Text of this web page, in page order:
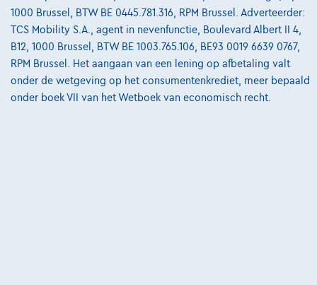
Bekijk wagen
1000 Brussel, BTW BE 0445.781.316, RPM Brussel. Adverteerder:
TCS Mobility S.A., agent in nevenfunctie, Boulevard Albert II 4,
B12, 1000 Brussel, BTW BE 1003.765.106, BE93 0019 6639 0767,
RPM Brussel. Het aangaan van een lening op afbetaling valt
onder de wetgeving op het consumentenkrediet, meer bepaald
onder boek VII van het Wetboek van economisch recht.